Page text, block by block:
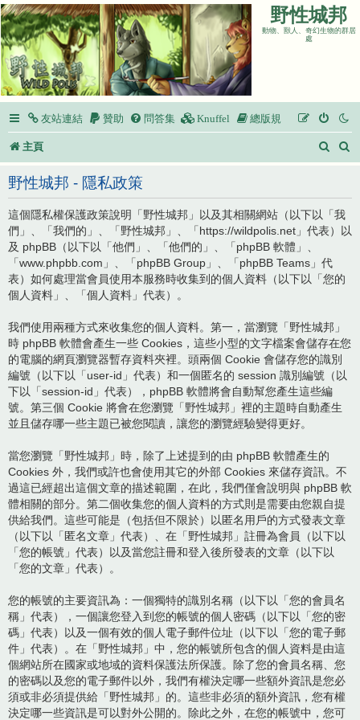
野性城邦
動物、獸人、奇幻生物的群居
處
友站連結 贊助 問答集 Knuffel 總版規
主頁
搜
野性城邦 - 隱私政策
這個隱私權保護政策說明「野性城邦」以及其相關網站（以下以「我
們」、「我們的」、「野性城邦」、「https://wildpolis.net」代表）以
及 phpBB（以下以「他們」、「他們的」、「phpBB 軟體」、
「www.phpbb.com」、「phpBB Group」、「phpBB Teams」代
表）如何處理當會員使用本服務時收集到的個人資料（以下以「您的
個人資料」、「個人資料」代表）。
我們使用兩種方式來收集您的個人資料。第一，當瀏覽「野性城邦」
時 phpBB 軟體會產生一些 Cookies，這些小型的文字檔案會儲存在您
的電腦的網頁瀏覽器暫存資料夾裡。頭兩個 Cookie 會儲存您的識別
編號（以下以「user-id」代表）和一個匿名的 session 識別編號（以
下以「session-id」代表），phpBB 軟體將會自動幫您產生這些編
號。第三個 Cookie 將會在您瀏覽「野性城邦」裡的主題時自動產生
並且儲存哪一些主題已被您閱讀，讓您的瀏覽經驗變得更好。
當您瀏覽「野性城邦」時，除了上述提到的由 phpBB 軟體產生的
Cookies 外，我們或許也會使用其它的外部 Cookies 來儲存資訊。不
過這已經超出這個文章的描述範圍，在此，我們僅會說明與 phpBB 軟
體相關的部分。第二個收集您的個人資料的方式則是需要由您親自提
供給我們。這些可能是（包括但不限於）以匿名用戶的方式發表文章
（以下以「匿名文章」代表）、在「野性城邦」註冊為會員（以下以
「您的帳號」代表）以及當您註冊和登入後所發表的文章（以下以
「您的文章」代表）。
您的帳號的主要資訊為：一個獨特的識別名稱（以下以「您的會員名
稱」代表），一個讓您登入到您的帳號的個人密碼（以下以「您的密
碼」代表）以及一個有效的個人電子郵件位址（以下以「您的電子郵
件」代表）。在「野性城邦」中，您的帳號所包含的個人資料是由這
個網站所在國家或地域的資料保護法所保護。除了您的會員名稱、您
的密碼以及您的電子郵件以外，我們有權決定哪一些額外資訊是您必
須或非必須提供給「野性城邦」的。這些非必須的額外資訊，您有權
決定哪一些資訊是可以對外公開的。除此之外，在您的帳號中，您可